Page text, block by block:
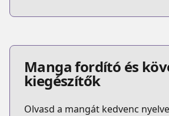
Manga fordító és
kiegészítők
Olvasd a mangát kedvenc